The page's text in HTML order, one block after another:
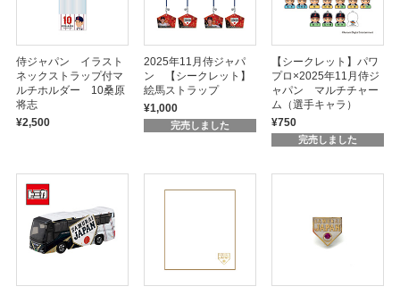
侍ジャパン イラスト
ネックストラップ付マ
ルチホルダー 10桑原
将志
¥2,500
2025年11月侍ジャパ
ン 【シークレット】
絵馬ストラップ
¥1,000
完売しました
【シークレット】パワ
プロ×2025年11月侍ジ
ャパン マルチチャー
ム（選手キャラ）
¥750
完売しました